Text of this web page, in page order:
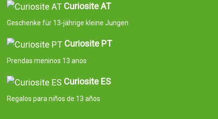
Curiosite AT
Geschenke für 13-jährige kleine Jungen
Curiosite PT
Prendas meninos 13 anos
Curiosite ES
Regalos para niños de 13 años